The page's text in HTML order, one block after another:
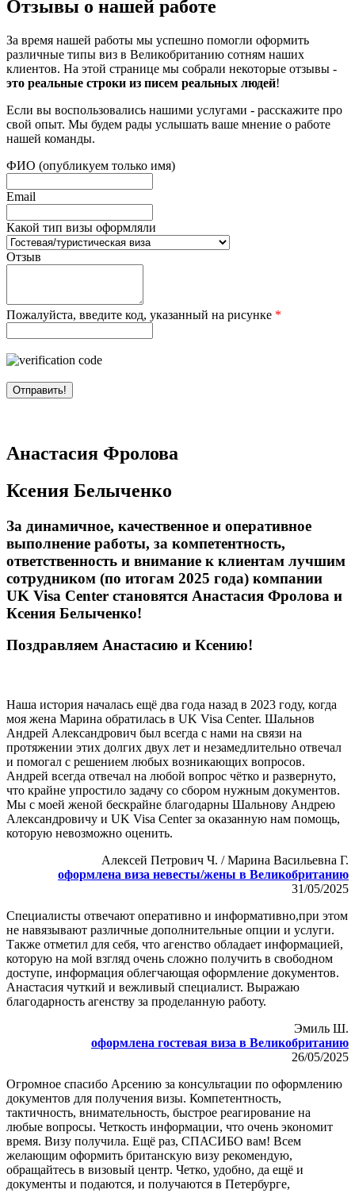
Отзывы о нашей работе
За время нашей работы мы успешно помогли оформить
различные типы виз в Великобританию сотням наших
клиентов. На этой странице мы собрали некоторые отзывы -
это реальные строки из писем реальных людей!
Если вы воспользовались нашими услугами - расскажите про
свой опыт. Мы будем рады услышать ваше мнение о работе
нашей команды.
ФИО (опубликуем только имя)
Email
Какой тип визы оформляли
Отзыв
Пожалуйста, введите код, указанный на рисунке *
Анастасия Фролова
Ксения Белыченко
За динамичное, качественное и оперативное
выполнение работы, за компетентность,
ответственность и внимание к клиентам лучшим
сотрудником (по итогам 2025 года) компании
UK Visa Center становятся Анастасия Фролова и
Ксения Белыченко!
Поздравляем Анастасию и Ксению!
Наша история началась ещё два года назад в 2023 году, когда
моя жена Марина обратилась в UK Visa Center. Шальнов
Андрей Александрович был всегда с нами на связи на
протяжении этих долгих двух лет и незамедлительно отвечал
и помогал с решением любых возникающих вопросов.
Андрей всегда отвечал на любой вопрос чётко и развернуто,
что крайне упростило задачу со сбором нужным документов.
Мы с моей женой бескрайне благодарны Шальнову Андрею
Александровичу и UK Visa Center за оказанную нам помощь,
которую невозможно оценить.
Алексей Петрович Ч. / Марина Васильевна Г.
оформлена виза невесты/жены в Великобританию
31/05/2025
Специалисты отвечают оперативно и информативно,при этом
не навязывают различные дополнительные опции и услуги.
Также отметил для себя, что агенство обладает информацией,
которую на мой взгляд очень сложно получить в свободном
доступе, информация облегчающая оформление документов.
Анастасия чуткий и вежливый специалист. Выражаю
благодарность агенству за проделанную работу.
Эмиль Ш.
оформлена гостевая виза в Великобританию
26/05/2025
Огромное спасибо Арсению за консультации по оформлению
документов для получения визы. Компетентность,
тактичность, внимательность, быстрое реагирование на
любые вопросы. Четкость информации, что очень экономит
время. Визу получила. Ещё раз, СПАСИБО вам! Всем
желающим оформить британскую визу рекомендую,
обращайтесь в визовый центр. Четко, удобно, да ещё и
документы и подаются, и получаются в Петербурге,